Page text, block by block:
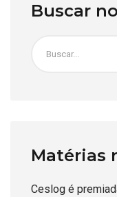
Buscar
Matérias
Ceslog é